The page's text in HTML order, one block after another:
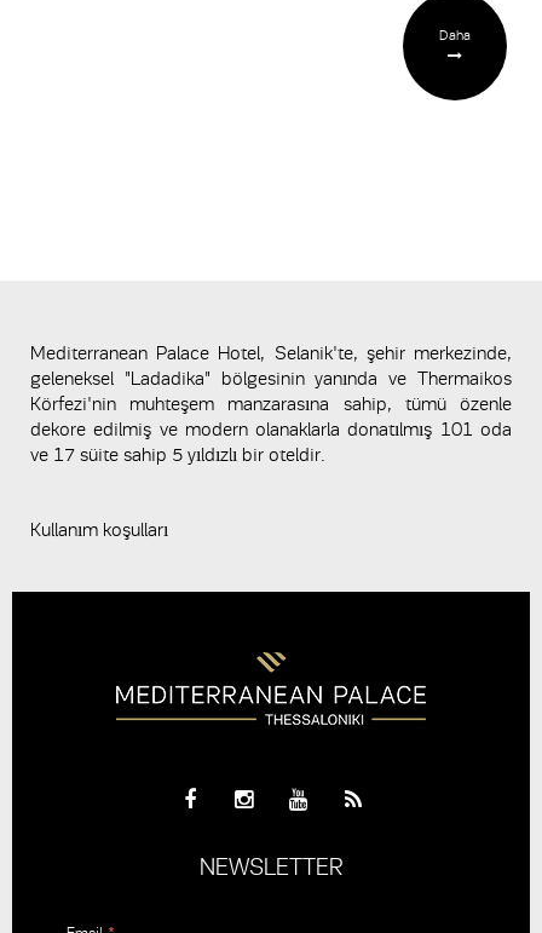
Daha
Mediterranean Palace Hotel, Selanik'te, şehir merkezinde,
geleneksel "Ladadika" bölgesinin yanında ve Thermaikos
Körfezi'nin muhteşem manzarasına sahip, tümü özenle
dekore edilmiş ve modern olanaklarla donatılmış 101 oda
ve 17 süite sahip 5 yıldızlı bir oteldir.
Kullanım koşulları
NEWSLETTER